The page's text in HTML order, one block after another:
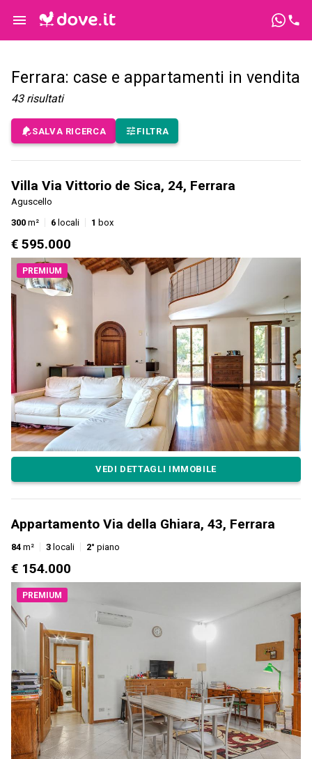
Ferrara: case e appartamenti in vendita
43 risultati
SALVA RICERCA FILTRA
Villa Via Vittorio de Sica, 24, Ferrara
Aguscello
300 m² 6 locali 1 box
€ 595.000
PREMIUM
VEDI DETTAGLI IMMOBILE
Appartamento Via della Ghiara, 43, Ferrara
84 m² 3 locali 2° piano
€ 154.000
PREMIUM